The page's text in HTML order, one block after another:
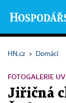
HN.cz › Domácí
FOTOGALERIE
Jiřičná